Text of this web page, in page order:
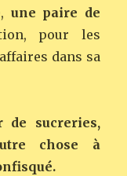
une paire de
pour les
dans sa
de sucreries,
chose à